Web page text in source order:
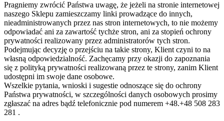
Pragniemy zwrócić Państwa uwagę, że jeżeli na stronie internetowej
naszego Sklepu zamieszczamy linki prowadzące do innych,
nieadministrowanych przez nas stron internetowych, to nie możemy
odpowiadać ani za zawartość tychże stron, ani za stopień ochrony
prywatności realizowany przez administratorów tych stron.
Podejmując decyzję o przejściu na takie strony, Klient czyni to na
własną odpowiedzialność. Zachęcamy przy okazji do zapoznania
się z polityką prywatności realizowaną przez te strony, zanim Klient
udostępni im swoje dane osobowe.
Wszelkie pytania, wnioski i sugestie odnoszące się do ochrony
Państwa prywatności, w szczególności danych osobowych prosimy
zgłaszać na adres bądź telefonicznie pod numerem +48.+48 508 283
281 .